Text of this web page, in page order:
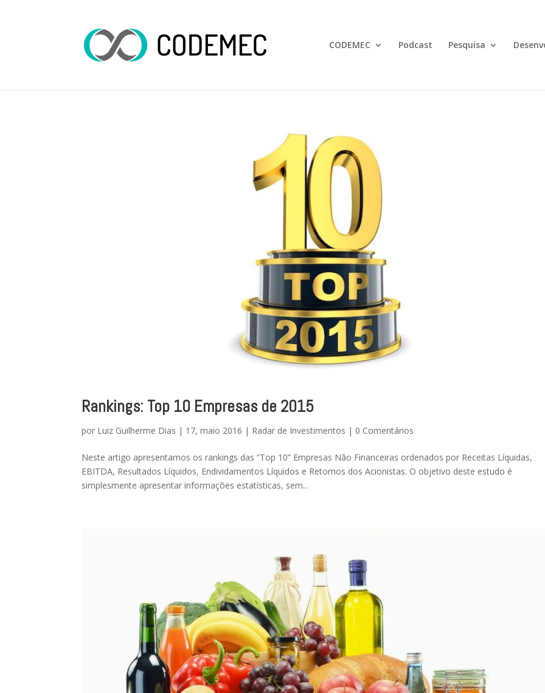
CODEMEC Podcast Pesquisa
Rankings: Top 10 Empresas de 2015
por Luiz Guilherme Dias | 17, maio 2016 | Radar de Investimentos | 0 Comentários
Neste artigo apresentamos os rankings das “Top 10” Empresas Não Financeiras ordenados por Receitas Líquidas,
EBITDA, Resultados Líquidos, Endividamentos Líquidos e Retornos dos Acionistas. O objetivo deste estudo é
simplesmente apresentar informações estatísticas, sem...